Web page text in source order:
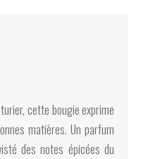
cette bougie exprime
matières. Un parfum
des notes épicées du